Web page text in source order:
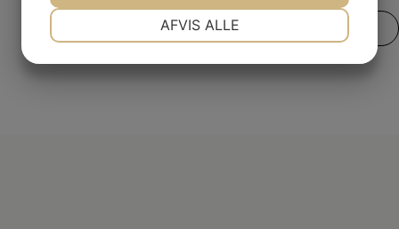
SE VORES FULDE UDVALG
AFVIS ALLE